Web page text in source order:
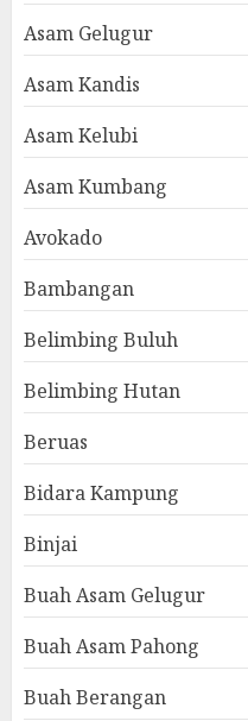
Asam Gelugur
Asam Kandis
Asam Kelubi
Asam Kumbang
Avokado
Bambangan
Belimbing Buluh
Belimbing Hutan
Beruas
Bidara Kampung
Binjai
Buah Asam Gelugur
Buah Asam Pahong
Buah Berangan